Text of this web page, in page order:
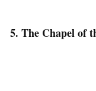
5. The Chapel of